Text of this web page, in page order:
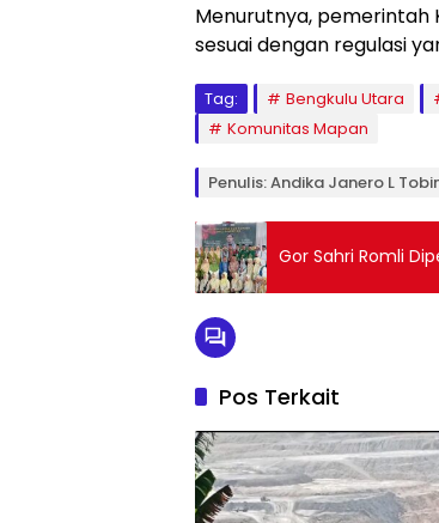
Menurutnya, pemerintah
sesuai dengan regulasi
Tag: Bengkulu Utara
Komunitas Mapan
Penulis: Andika Janero L
Gor Sahri Romli
Pos Terkait